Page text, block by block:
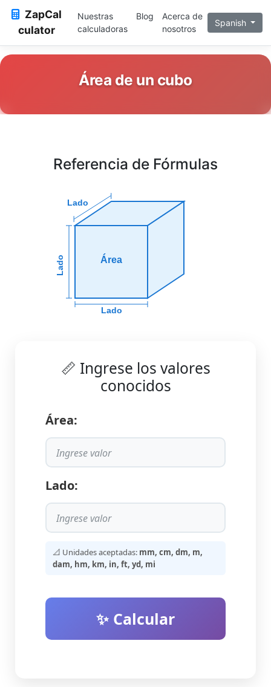
ZapCal
culator
Nuestras
calculadoras
Blog
Acerca de
nosotros
Spanish
Área de un cubo
📏 Ingrese los valores
conocidos
Área:
Lado:
📐 Unidades aceptadas: mm, cm, dm, m,
dam, hm, km, in, ft, yd, mi
✨ Calcular
Referencia de Fórmulas
Lado
Lado
Lado
Área